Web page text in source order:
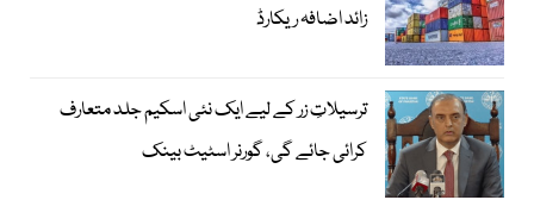
زائد اضافہ ریکارڈ
ترسیلاتِ زر کے لیے ایک نئی اسکیم جلد متعارف
کرائی جائے گی، گورنر اسٹیٹ بینک